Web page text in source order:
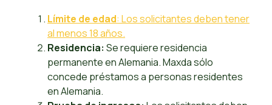
Límite de edad: Los solicitantes deben tener
al menos 18 años.
Residencia: Se requiere residencia
permanente en Alemania. Maxda sólo
concede préstamos a personas residentes
en Alemania.